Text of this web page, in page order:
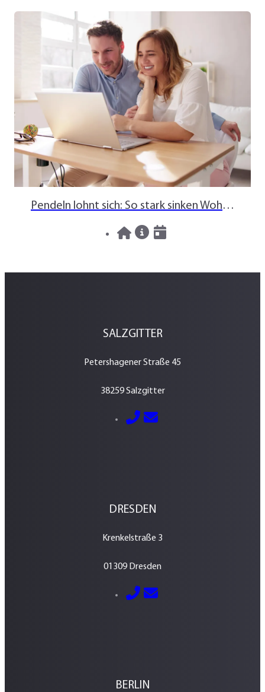
Pendeln lohnt sich: So stark sinken Wohnungspreise im Umland
News
30.07.2026
SALZGITTER
Petershagener Straße 45
38259 Salzgitter
05341 – 2884600
E-Mail senden
DRESDEN
Krenkelstraße 3
01309 Dresden
0351 – 213 037 70
E-Mail senden
BERLIN